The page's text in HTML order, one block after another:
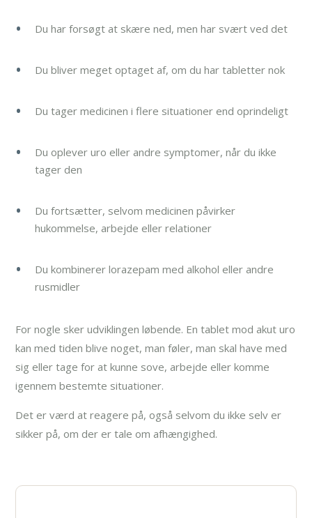
Du har forsøgt at skære ned, men har svært ved det
Du bliver meget optaget af, om du har tabletter nok
Du tager medicinen i flere situationer end oprindeligt
Du oplever uro eller andre symptomer, når du ikke
tager den
Du fortsætter, selvom medicinen påvirker
hukommelse, arbejde eller relationer
Du kombinerer lorazepam med alkohol eller andre
rusmidler
For nogle sker udviklingen løbende. En tablet mod akut uro
kan med tiden blive noget, man føler, man skal have med
sig eller tage for at kunne sove, arbejde eller komme
igennem bestemte situationer.
Det er værd at reagere på, også selvom du ikke selv er
sikker på, om der er tale om afhængighed.